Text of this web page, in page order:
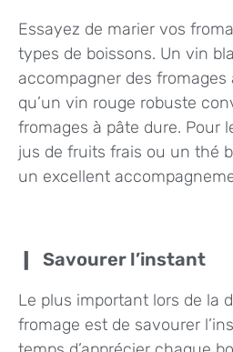
Essayez de marier vos
types de boissons. Un vin
accompagner des fromages
qu’un vin rouge robuste
fromages à pâte dure. Pour
jus de fruits frais ou un thé
un excellent
Savourer l’instant
Le plus important lors de la
fromage est de savourer